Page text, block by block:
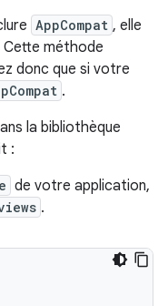
AppCompat , elle
méthode
donc que si votre
.
la bibliothèque
:
de votre application,
.